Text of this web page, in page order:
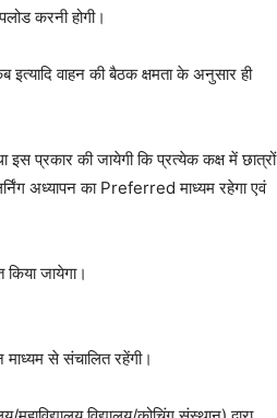
करनी होगी।
वाहन की बैठक क्षमता के अनुसार ही
प्रकार की जायेगी कि प्रत्येक कक्ष में छात्रों
अध्यापन का Preferred माध्यम रहेगा एवं
जायेगा।
से संचालित रहेंगी।